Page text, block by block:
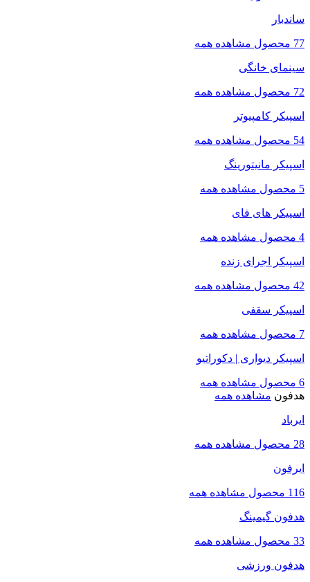
ساندبار
77 محصول مشاهده همه
سینمای خانگی
72 محصول مشاهده همه
اسپیکر کامپیوتر
54 محصول مشاهده همه
اسپیکر مانیتورینگ
5 محصول مشاهده همه
اسپیکر های فای
4 محصول مشاهده همه
اسپیکر اجرای زنده
42 محصول مشاهده همه
اسپیکر سقفی
7 محصول مشاهده همه
اسپیکر دیواری | دکوراتیو
6 محصول
مشاهده همه
هدفون مشاهده همه
ایرباد
28 محصول مشاهده همه
ایرفون
116 محصول مشاهده همه
هدفون گیمینگ
33 محصول مشاهده همه
هدفون ورزشی